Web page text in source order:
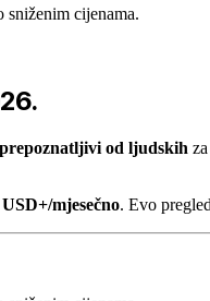
cijenama.
od ljudskih
mjesečno. Evo